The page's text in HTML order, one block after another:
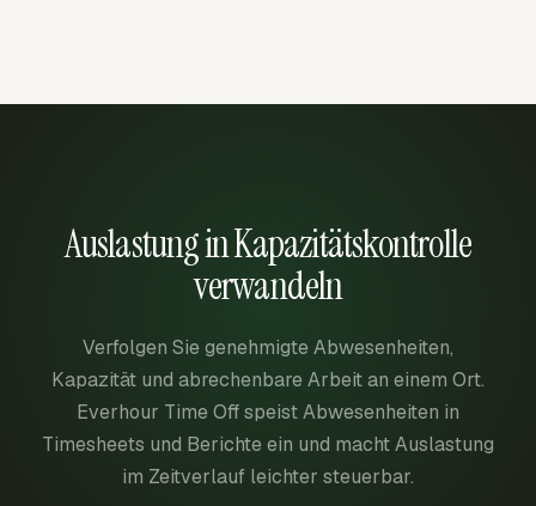
Auslastung in Kapazitätskontrolle
verwandeln
Verfolgen Sie genehmigte Abwesenheiten,
Kapazität und abrechenbare Arbeit an einem Ort.
Everhour Time Off speist Abwesenheiten in
Timesheets und Berichte ein und macht Auslastung
im Zeitverlauf leichter steuerbar.